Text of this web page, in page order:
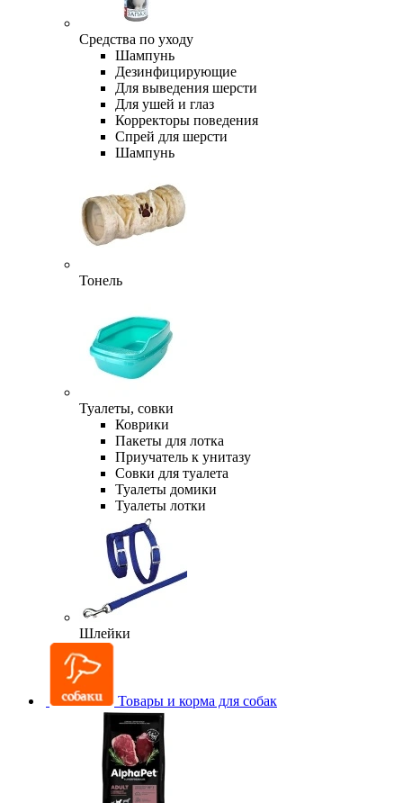
Средства по уходу
Шампунь
Дезинфицирующие
Для выведения шерсти
Для ушей и глаз
Корректоры поведения
Спрей для шерсти
Шампунь
Тонель
Туалеты, совки
Коврики
Пакеты для лотка
Приучатель к унитазу
Совки для туалета
Туалеты домики
Туалеты лотки
Шлейки
Товары и корма для собак